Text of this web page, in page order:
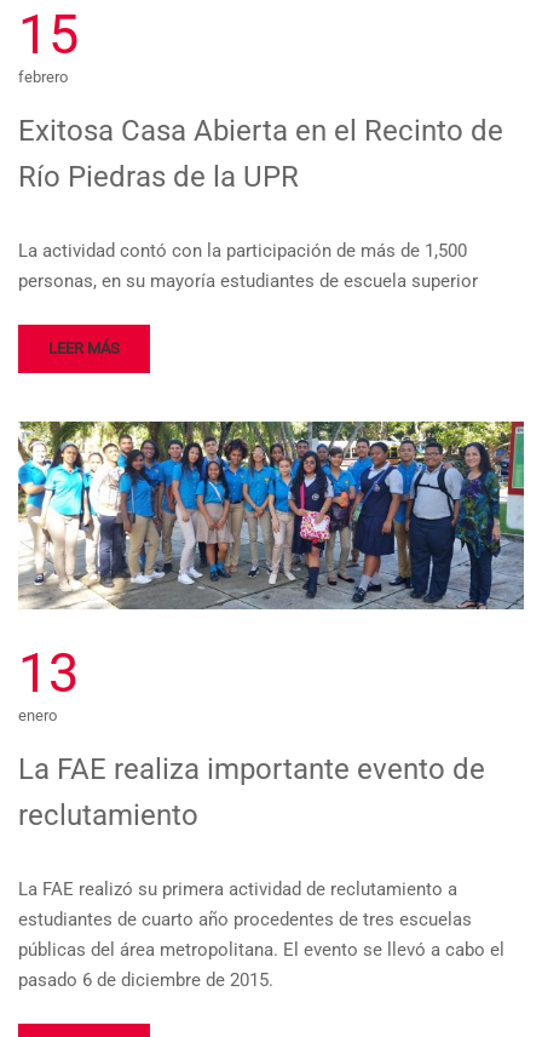
15
febrero
Exitosa Casa Abierta en el Recinto de
Río Piedras de la UPR
La actividad contó con la participación de más de 1,500
personas, en su mayoría estudiantes de escuela superior
LEER MÁS
13
enero
La FAE realiza importante evento de
reclutamiento
La FAE realizó su primera actividad de reclutamiento a
estudiantes de cuarto año procedentes de tres escuelas
públicas del área metropolitana. El evento se llevó a cabo el
pasado 6 de diciembre de 2015.